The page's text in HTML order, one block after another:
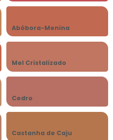
Abóbora-Menina
Mel Cristalizado
Cedro
Castanha de Caju